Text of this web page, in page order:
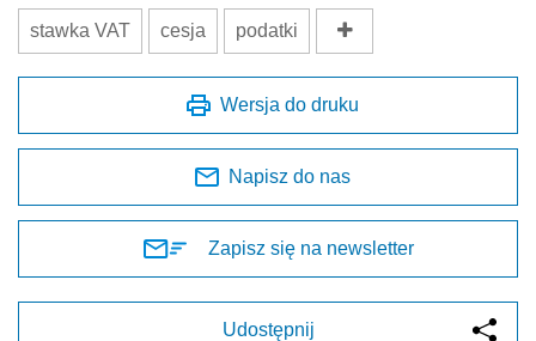
stawka VAT cesja podatki
Wersja do druku
Napisz do nas
Zapisz się na newsletter
Udostępnij